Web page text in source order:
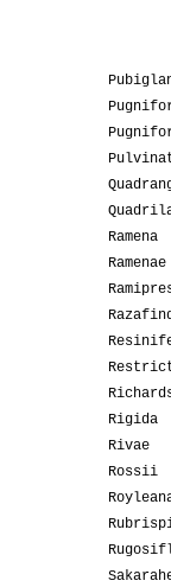
Ramena
Ramenae
Rigida
Rivae
Rossii